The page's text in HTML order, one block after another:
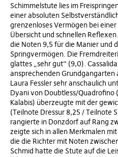
Schimmelstute lies im
einer absoluten
grenzenloses Vermögen bei
Übersicht und schnellen
die Noten 9,5 für die Manier und
Springvermögen. Die
glattes „sehr gut“ (9,0).
ansprechenden
Laura Fessler sehr anschaulich
Dyani von Doubtless/Quadrofino
Kalabis) überzeugte mit der
(Teilnote Dressur 8,25 / Teilnote
rangierte in Donzdorf auf Rang
zeigte sich in allen Merkmalen
die die Richter mit Noten
Schmid hatte die Stute auf die